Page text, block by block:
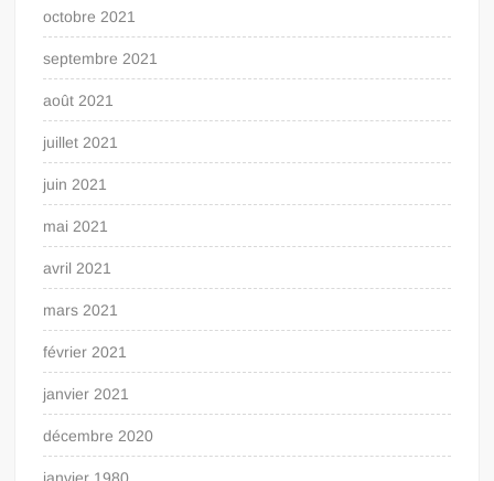
octobre 2021
septembre 2021
août 2021
juillet 2021
juin 2021
mai 2021
avril 2021
mars 2021
février 2021
janvier 2021
décembre 2020